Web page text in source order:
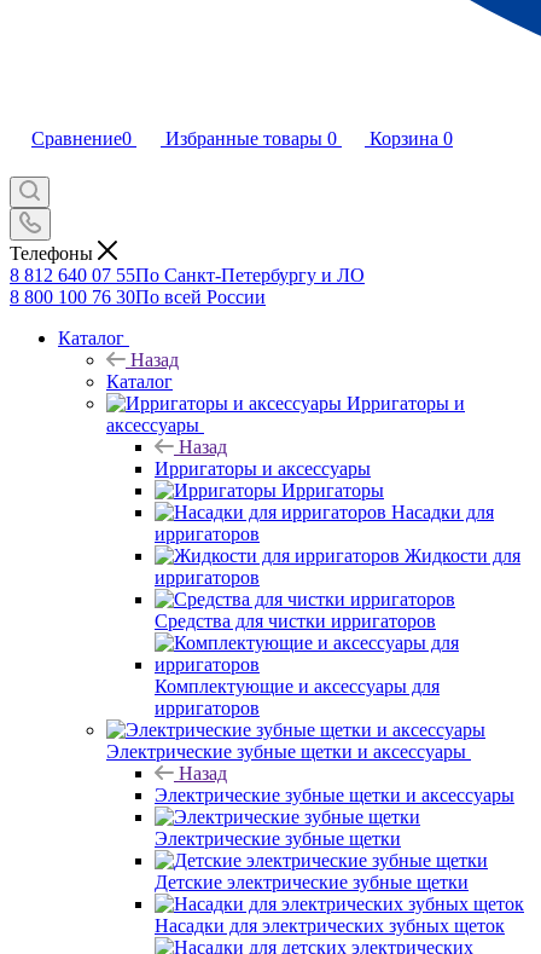
Сравнение0 Избранные товары 0 Корзина 0
Телефоны
8 812 640 07 55По Санкт-Петербургу и ЛО
8 800 100 76 30По всей России
Каталог
Назад
Каталог
Ирригаторы и
аксессуары
Назад
Ирригаторы и аксессуары
Ирригаторы
Насадки для
ирригаторов
Жидкости для
ирригаторов
Средства для чистки ирригаторов
Комплектующие и аксессуары для
ирригаторов
Электрические зубные щетки и аксессуары
Назад
Электрические зубные щетки и аксессуары
Электрические зубные щетки
Детские электрические зубные щетки
Насадки для электрических зубных щеток